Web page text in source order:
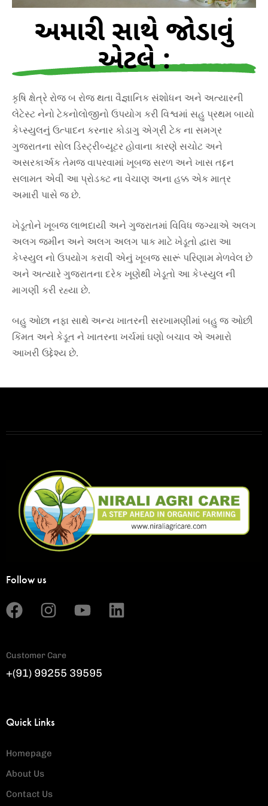
અમારી સાથે જોડાવું
એટલે :
કૃષિ ક્ષેત્રે રોજ બ રોજ થતા વૈજ્ઞાનિક સંશોધન અને અત્યારની
લેટેસ્ટ નેનો ટેકનોલોજીનો ઉપયોગ કરી વિશ્વમાં સહુ પ્રથમ બાયો
કેપ્સ્યુલનું ઉત્પાદન કરનાર કોડાગુ એગ્રી ટેક ના સમગ્ર
ગુજરાતના સોલ ડિસ્ટ્રીબ્યૂટર હોવાના કારણે સચોટ અને
અસરકાર્અક તેમજ વાપરવામાં ખૂબજ સરળ અને ખાસ તદ્દન
સલામત એવી આ પ્રોડક્ટ ના વેચાણ અના હક્ક એક માત્ર
અમારી પાસે જ છે.
ખેડૂતોને ખૂબજ લાભદાયી અને ગુજરાતમાં વિવિધ જગ્યાએ અલગ
અલગ જમીન અને અલગ અલગ પાક માટે ખેડૂતો દ્વારા આ
કેપ્સ્યુલ નો ઉપયોગ કરાવી એનું ખૂબજ સારૂં પરિણામ મેળવેલ છે
અને અત્યારે ગુજરાતના દરેક ખૂણેથી ખેડૂતો આ કેપ્સ્યુલ ની
માગણી કરી રહ્યા છે.
બહુ ઓછા નફા સાથે અન્ય ખાતરની સરખામણીમાં બહુ જ ઓછી
કિંમત અને કેડૂત ને ખાતરના ખર્ચમાં ઘણો બચાવ એ અમારો
આખરી ઉદ્દેશ્ય છે.
Follow us
Customer Care
+(91) 99255 39595
Quick Links
Homepage
About Us
Contact Us